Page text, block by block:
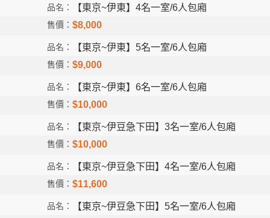
【東京~伊東】4名一室/6人包廂
$8,000
【東京~伊東】5名一室/6人包廂
$9,000
【東京~伊東】6名一室/6人包廂
$10,000
【東京~伊豆急下田】3名一室/6人包廂
$10,000
【東京~伊豆急下田】4名一室/6人包廂
$11,600
【東京~伊豆急下田】5名一室/6人包廂